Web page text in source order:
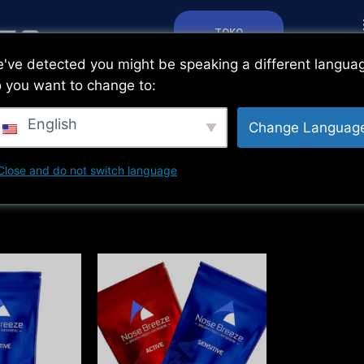
TOKO
detected you might be speaking a different
you want to change to:
English Change
and do not switch language